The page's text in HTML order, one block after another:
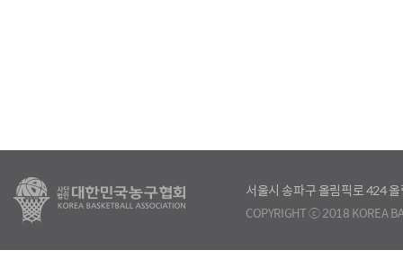
서울시 송파구 올림픽로 424
COPYRIGHT ⓒ 2018 KOREA